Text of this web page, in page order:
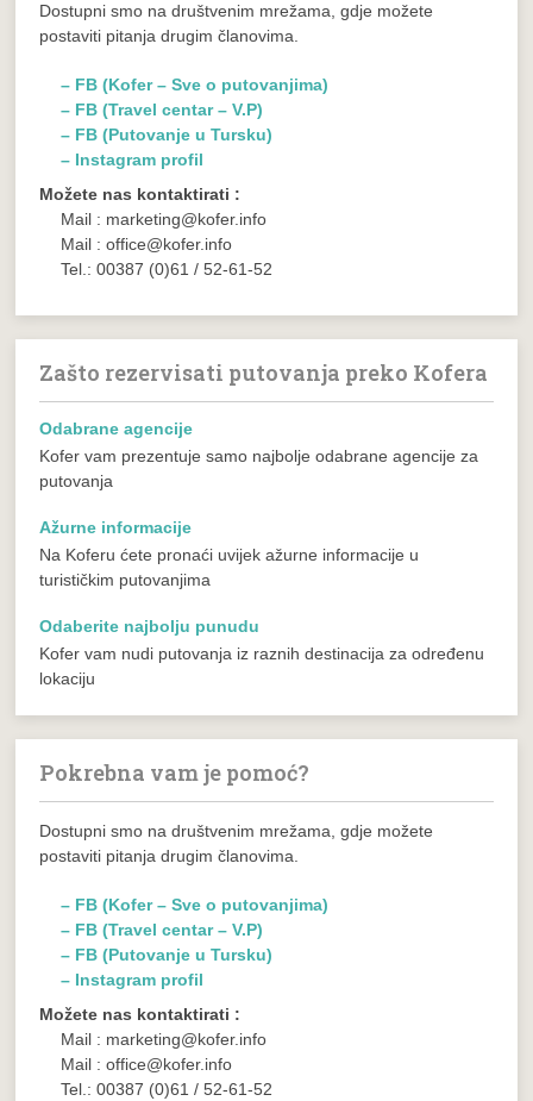
Dostupni smo na društvenim mrežama, gdje možete
postaviti pitanja drugim članovima.
– FB (Kofer – Sve o putovanjima)
– FB (Travel centar – V.P)
– FB (Putovanje u Tursku)
– Instagram profil
Možete nas kontaktirati :
Mail : marketing@kofer.info
Mail : office@kofer.info
Tel.: 00387 (0)61 / 52-61-52
Zašto rezervisati putovanja preko Kofera
Odabrane agencije
Kofer vam prezentuje samo najbolje odabrane agencije za
putovanja
Ažurne informacije
Na Koferu ćete pronaći uvijek ažurne informacije u
turističkim putovanjima
Odaberite najbolju punudu
Kofer vam nudi putovanja iz raznih destinacija za određenu
lokaciju
Pokrebna vam je pomoć?
Dostupni smo na društvenim mrežama, gdje možete
postaviti pitanja drugim članovima.
– FB (Kofer – Sve o putovanjima)
– FB (Travel centar – V.P)
– FB (Putovanje u Tursku)
– Instagram profil
Možete nas kontaktirati :
Mail : marketing@kofer.info
Mail : office@kofer.info
Tel.: 00387 (0)61 / 52-61-52